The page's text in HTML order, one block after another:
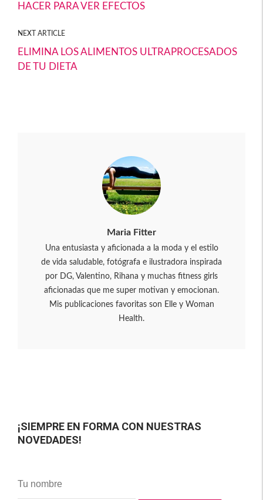
HACER PARA VER EFECTOS
NEXT ARTICLE
ELIMINA LOS ALIMENTOS ULTRAPROCESADOS
DE TU DIETA
Maria Fitter
Una entusiasta y aficionada a la moda y el estilo
de vida saludable, fotógrafa e ilustradora inspirada
por DG, Valentino, Rihana y muchas fitness girls
aficionadas que me super motivan y emocionan.
Mis publicaciones favoritas son Elle y Woman
Health.
¡SIEMPRE EN FORMA CON NUESTRAS
NOVEDADES!